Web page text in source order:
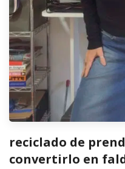
reciclado de
convertirlo en